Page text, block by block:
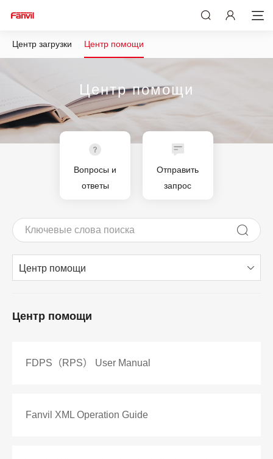
Центр загрузки Центр помощи
Центр помощи
Вопросы и
ответы
Отправить
запрос
Центр помощи
Центр помощи
FDPS（RPS） User Manual
Fanvil XML Operation Guide